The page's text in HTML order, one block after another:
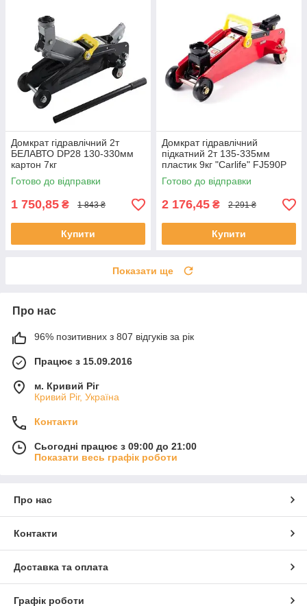
Домкрат гідравлічний 2т
БЕЛАВТО DP28 130-330мм
картон 7кг
Готово до відправки
1 750,85 ₴ 1 843 ₴
Купити
Домкрат гідравлічний
підкатний 2т 135-335мм
пластик 9кг "Carlife" FJ590P
Готово до відправки
2 176,45 ₴ 2 291 ₴
Купити
Показати ще
Про нас
96% позитивних з 807 відгуків за рік
Працює з 15.09.2016
м. Кривий Ріг
Кривий Ріг, Україна
Контакти
Сьогодні працює з 09:00 до 21:00
Показати весь графік роботи
Про нас
Контакти
Доставка та оплата
Графік роботи